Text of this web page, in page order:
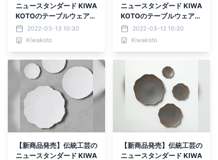
ニュースタンダード KIWA
KOTOのテーブルウェア
【光】2022-03-13 10:30
Kiwakoto
ニュースタンダード KIWA
KOTOのテーブルウェア
【空】2022-03-12 10:30
Kiwakoto
【新商品発売】伝統工芸の
ニュースタンダード KIWA
【新商品発売】伝統工芸の
ニュースタンダード KIWA